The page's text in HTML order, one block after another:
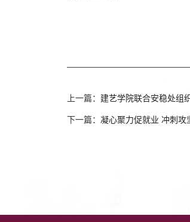
上一篇： 建艺学院联合安稳处组
下一篇： 凝心聚力促就业 冲刺